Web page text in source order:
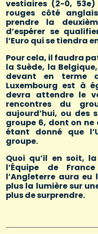
vestiaires (2-0,
rouges côté
prendre la
d’espérer se
l’Euro qui se tiendra
Pour cela, il faudra
la Suède, la
devant en terme
Luxembourg est à
devra attendre le
rencontres du
aujourd’hui, ou des
groupe 6, dont on
étant donné que
groupe.
Quoi qu’il en soit,
l’Équipe de
l’Angleterre aura
plus la lumière sur
plus de surprendre.